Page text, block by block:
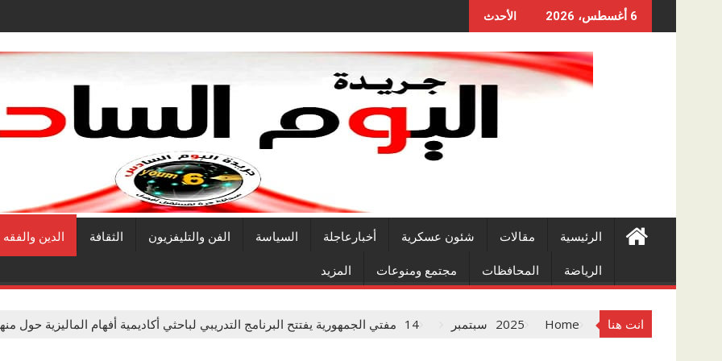
to
6 أغسطس، 2026 الأحدث
الرئيسية مقالات شئون عسكرية أخبارعاجلة السياسة الفن والتليفزيون الثقافة الدين والفقه
الرياضة المحافظات مجتمع ومنوعات المزيد
انت هنا Home
2025 سبتمبر 14 مفتي الجمهورية يفتتح البرنامج التدريبي لباحثي أكاديمية أفهام الماليزية